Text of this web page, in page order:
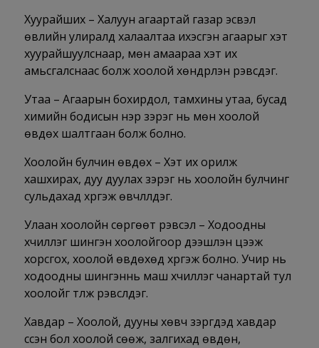
Хуурайших – Халуун агаартай газар эсвэл
өвлийн улиралд халаалтаа ихэсгэн агаарыг хэт
хуурайшуулснаар, мөн амаараа хэт их
амьсгалснаас болж хоолой хөндүүрлэн үрэвсдэг.
Утаа – Агаарын бохирдол, тамхины утаа, бусад
химийн бодисын үнэр зэрэг нь мөн хоолой
өвдөх шалтгаан болж болно.
Хоолойн булчин өвдөх – Хэт их орилж
хашхирах, дуу дуулах зэрэг нь хоолойн булчинг
сульдахад хүргэж өвчлүүлдэг.
Улаан хоолойн сөргөөт үрэвсэл – Ходоодны
хүчиллэг шингэн хоолойгоор дээшлэн цээж
хорсгох, хоолой өвдөхөд хүргэж болно. Учир нь
ходоодны шингэннь маш хүчиллэг чанартай тул
хоолойг түлж үрэвсүүлдэг.
Хавдар – Хоолой, дууны хөвч зэргүүдэд хавдар
үүссэн бол хоолой сөөж, залгихад өвдөн,